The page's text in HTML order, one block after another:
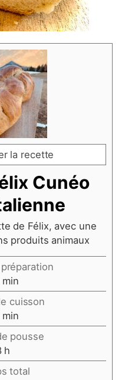
la recette
Cunéo
de Félix, avec une
produits animaux
min
cuisson
minutes
min
pousse
heures
h
total